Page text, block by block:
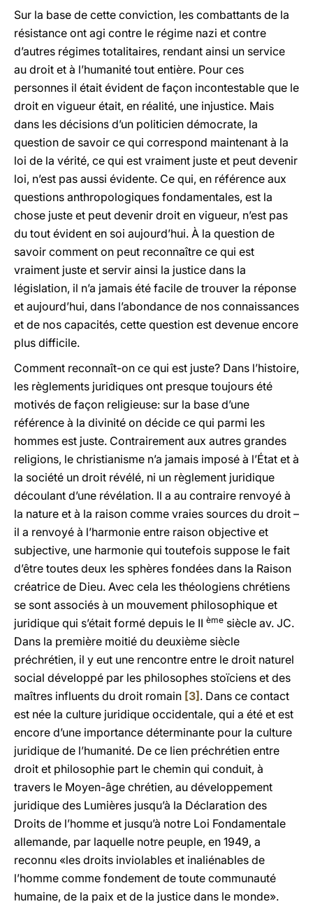
Sur la base de cette conviction, les combattants de la
résistance ont agi contre le régime nazi et contre
d’autres régimes totalitaires, rendant ainsi un service
au droit et à l’humanité tout entière. Pour ces
personnes il était évident de façon incontestable que le
droit en vigueur était, en réalité, une injustice. Mais
dans les décisions d’un politicien démocrate, la
question de savoir ce qui correspond maintenant à la
loi de la vérité, ce qui est vraiment juste et peut devenir
loi, n’est pas aussi évidente. Ce qui, en référence aux
questions anthropologiques fondamentales, est la
chose juste et peut devenir droit en vigueur, n’est pas
du tout évident en soi aujourd’hui. À la question de
savoir comment on peut reconnaître ce qui est
vraiment juste et servir ainsi la justice dans la
législation, il n’a jamais été facile de trouver la réponse
et aujourd’hui, dans l’abondance de nos connaissances
et de nos capacités, cette question est devenue encore
plus difficile.
Comment reconnaît-on ce qui est juste? Dans l’histoire,
les règlements juridiques ont presque toujours été
motivés de façon religieuse: sur la base d’une
référence à la divinité on décide ce qui parmi les
hommes est juste. Contrairement aux autres grandes
religions, le christianisme n’a jamais imposé à l’État et à
la société un droit révélé, ni un règlement juridique
découlant d’une révélation. Il a au contraire renvoyé à
la nature et à la raison comme vraies sources du droit –
il a renvoyé à l’harmonie entre raison objective et
subjective, une harmonie qui toutefois suppose le fait
d’être toutes deux les sphères fondées dans la Raison
créatrice de Dieu. Avec cela les théologiens chrétiens
se sont associés à un mouvement philosophique et
juridique qui s’était formé depuis le II ème siècle av. JC.
Dans la première moitié du deuxième siècle
préchrétien, il y eut une rencontre entre le droit naturel
social développé par les philosophes stoïciens et des
maîtres influents du droit romain [3] . Dans ce contact
est née la culture juridique occidentale, qui a été et est
encore d’une importance déterminante pour la culture
juridique de l’humanité. De ce lien préchrétien entre
droit et philosophie part le chemin qui conduit, à
travers le Moyen-âge chrétien, au développement
juridique des Lumières jusqu’à la Déclaration des
Droits de l’homme et jusqu’à notre Loi Fondamentale
allemande, par laquelle notre peuple, en 1949, a
reconnu «les droits inviolables et inaliénables de
l’homme comme fondement de toute communauté
humaine, de la paix et de la justice dans le monde».